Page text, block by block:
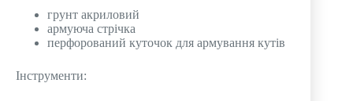
грунт акриловий
армуюча стрічка
перфорований куточок для армування кутів
Інструменти: